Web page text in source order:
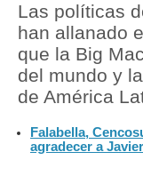
Tu Dinero
Finanzas Personales
Inmobiliarias
Plus G
Las políticas
han allanado
que la Big
del mundo y
de América
Falabella,
agradecer a